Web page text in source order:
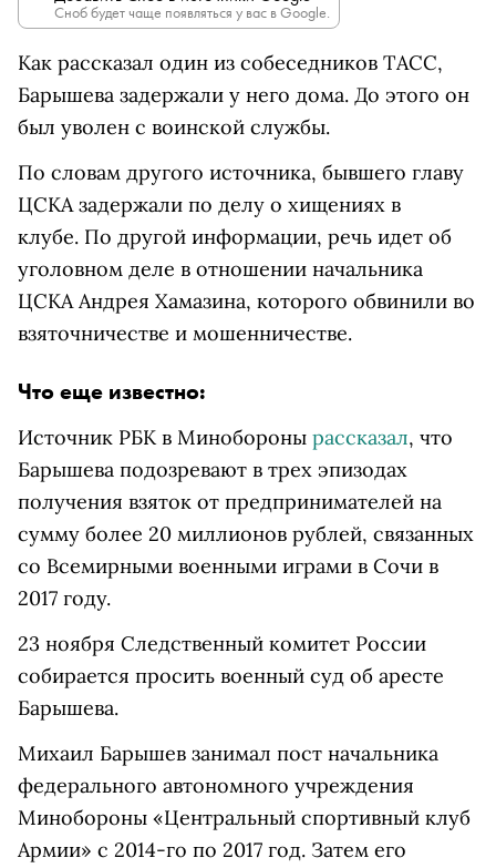
Сноб будет чаще появляться у вас в Google.
Как рассказал один из собеседников ТАСС,
Барышева задержали у него дома. До этого он
был уволен с воинской службы.
По словам другого источника, бывшего главу
ЦСКА задержали по делу о хищениях в
клубе. По другой информации, речь идет об
уголовном деле в отношении начальника
ЦСКА Андрея Хамазина, которого обвинили во
взяточничестве и мошенничестве.
Что еще известно:
Источник РБК в Минобороны рассказал, что
Барышева подозревают в трех эпизодах
получения взяток от предпринимателей на
сумму более 20 миллионов рублей, связанных
со Всемирными военными играми в Сочи в
2017 году.
23 ноября Следственный комитет России
собирается просить военный суд об аресте
Барышева.
Михаил Барышев занимал пост начальника
федерального автономного учреждения
Минобороны «Центральный спортивный клуб
Армии» с 2014-го по 2017 год. Затем его